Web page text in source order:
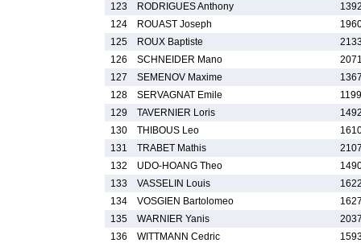
123
RODRIGUES Anthony
124
ROUAST Joseph
125
ROUX Baptiste
126
SCHNEIDER Mano
127
SEMENOV Maxime
128
SERVAGNAT Emile
129
TAVERNIER Loris
130
THIBOUS Leo
131
TRABET Mathis
132
UDO-HOANG Theo
133
VASSELIN Louis
134
VOSGIEN Bartolomeo
135
WARNIER Yanis
136
WITTMANN Cedric